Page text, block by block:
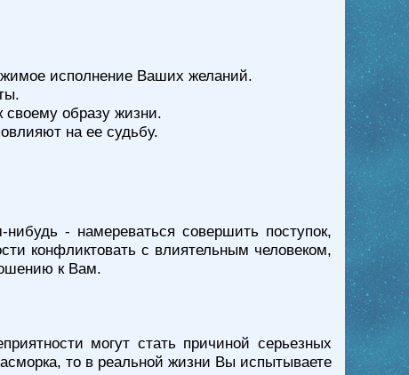
исполнение Ваших желаний.
образу жизни.
на ее судьбу.
- намереваться совершить поступок,
конфликтовать с влиятельным человеком,
к Вам.
могут стать причиной серьезных
то в реальной жизни Вы испытываете